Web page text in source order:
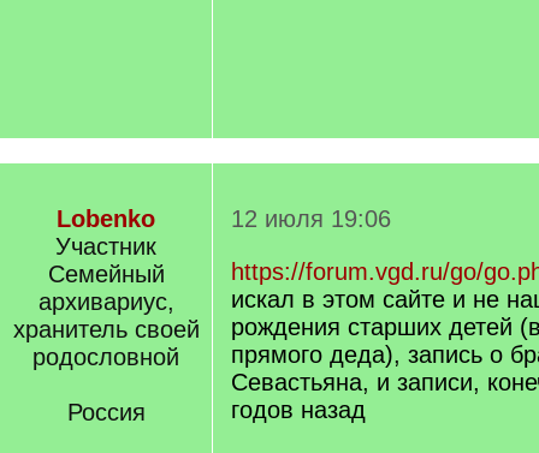
Lobenko
Участник
Семейный
архивариус,
хранитель своей
родословной
Россия
12 июля 19:06
https://forum.vgd.ru/go/
искал в этом сайте и не
рождения старших детей
прямого деда), запись о
Севастьяна, и записи,
годов назад